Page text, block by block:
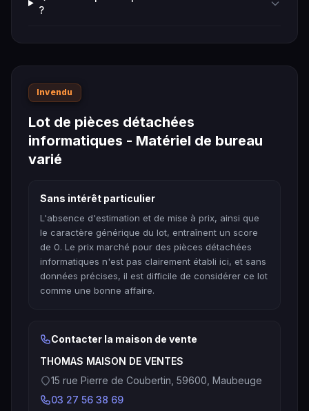
?
Invendu
Lot de pièces détachées
informatiques - Matériel de bureau
varié
Sans intérêt particulier
L'absence d'estimation et de mise à prix, ainsi que
le caractère générique du lot, entraînent un score
de 0. Le prix marché pour des pièces détachées
informatiques n'est pas clairement établi ici, et sans
données précises, il est difficile de considérer ce lot
comme une bonne affaire.
Contacter la maison de vente
THOMAS MAISON DE VENTES
15 rue Pierre de Coubertin, 59600, Maubeuge
03 27 56 38 69